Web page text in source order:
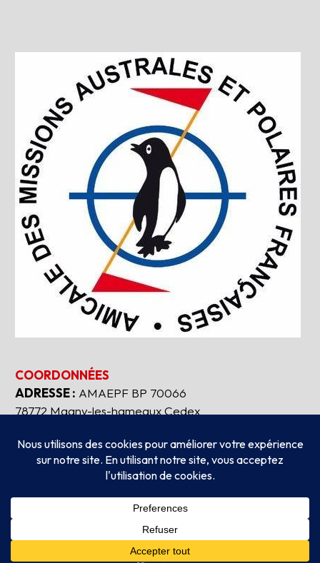
COORDONNÉES
ADRESSE : AMAEPF BP 70066
78772 Magny-les-hameaux Cedex
AUBEAUFIXE.FR